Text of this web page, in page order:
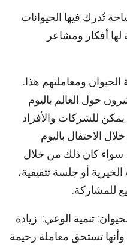
تُدرك فيها الحيوانات
لها أفكار ومشاعر
ومعاملتهم هذا.
حول العالم باليوم
للشركات والأفراد
الاحتفال باليوم
سواء كان ذلك من خلال
أو جلسة تثقيفية،
للمشاركة.
تنمية الوعي: زيادة
وأنها تستحق معاملة رحيمة